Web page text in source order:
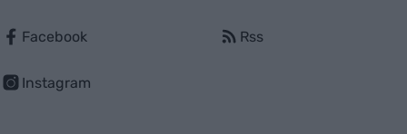
Facebook
Instagram
Rss